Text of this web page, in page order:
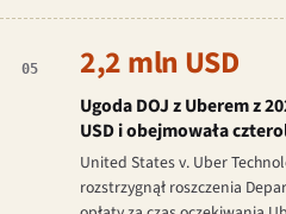
05 2,2 mln USD
Ugoda DOJ z Uberem z
USD i obejmowała
United States v. Uber
rozstrzygnął roszczenia